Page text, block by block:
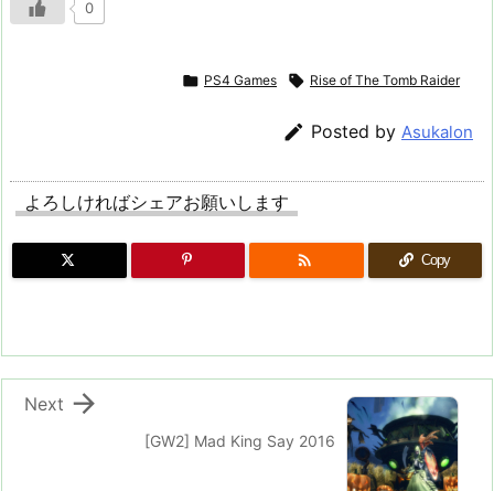
0
 PS4 Games  Rise of The Tomb Raider
 Posted by Asukalon
よろしければシェアお願いします
 Copy
[GW2] Mad King Say 2016

Next